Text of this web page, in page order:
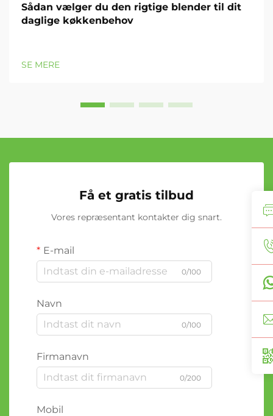
Sådan vælger du den rigtige blender til dit
daglige køkkenbehov
SE MERE
Få et gratis tilbud
Vores repræsentant kontakter dig snart.
E-mail
0/100
Navn
0/100
Firmanavn
0/200
Mobil